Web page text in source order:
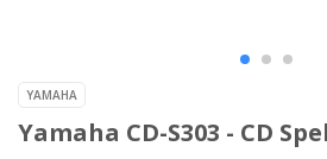
YAMAHA
Yamaha CD-S303 - CD